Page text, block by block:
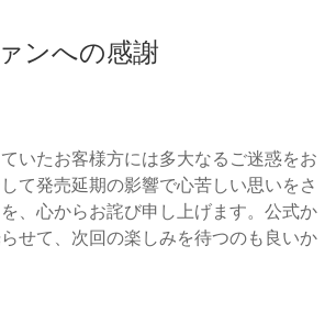
ンへの感謝
いたお客様方には多大なるご迷惑をお
て発売延期の影響で心苦しい思いをさ
、心からお詫び申し上げます。公式か
せて、次回の楽しみを待つのも良いか